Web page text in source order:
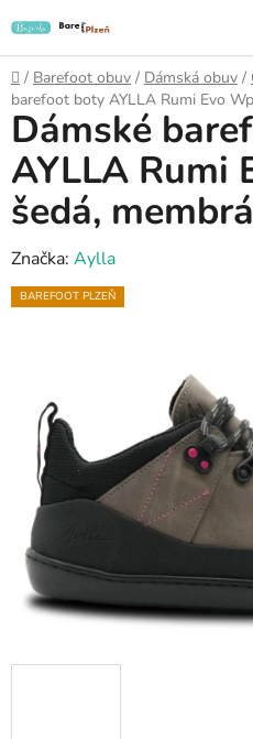
na
obsah
Domů
/ Barefoot obuv / Dámská obuv /
barefoot boty AYLLA Rumi Evo
Dámské
AYLLA Rumi
šedá,
Značka: Aylla
BAREFOOT PLZEŇ